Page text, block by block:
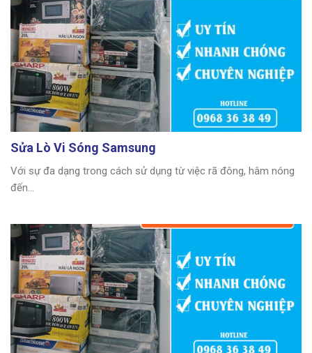
Sửa Lò Vi Sóng Samsung
Với sự đa dạng trong cách sử dụng từ việc rã đông, hâm nóng
đến...